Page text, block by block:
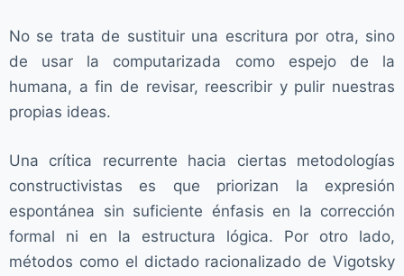
No se trata de sustituir una escritura por otra, sino
de usar la computarizada como espejo de la
humana, a fin de revisar, reescribir y pulir nuestras
propias ideas.
Una crítica recurrente hacia ciertas metodologías
constructivistas es que priorizan la expresión
espontánea sin suficiente énfasis en la corrección
formal ni en la estructura lógica. Por otro lado,
métodos como el dictado racionalizado de Vigotsky